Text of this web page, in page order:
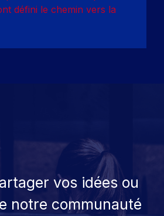
défini le chemin vers la
vos idées ou
notre communauté